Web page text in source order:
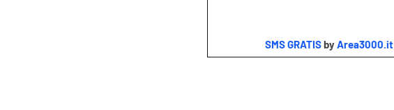
SMS GRATISbyArea3000.it